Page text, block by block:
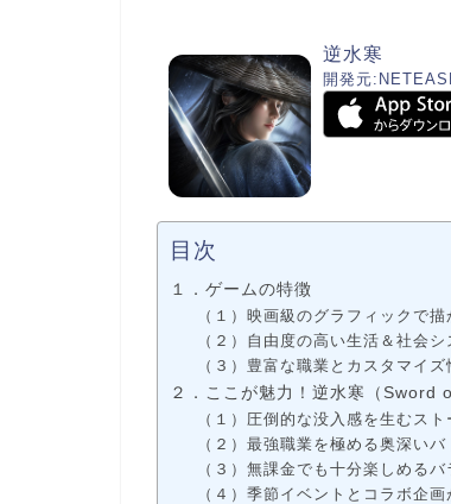
逆水寒
開発元:
目次
１．ゲームの特徴
（１）映画級のグラフィックで
（２）自由度の高い生活＆社会シ
（３）豊富な職業とカスタマイズ
２．ここが魅力！逆水寒（Sword
（１）圧倒的な没入感を生むス
（２）最強職業を極める奥深い
（３）無課金でも十分楽しめる
（４）季節イベントとコラボ企画